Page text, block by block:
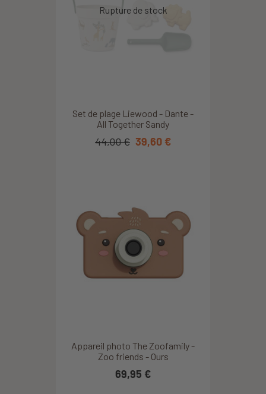
Set de plage Liewood - Dante -
All Together Sandy
44,00 € 39,60 €
Appareil photo The Zoofamily -
Zoo friends - Ours
69,95 €